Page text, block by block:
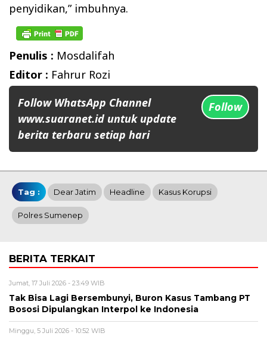
penyidikan,” imbuhnya.
Penulis : Mosdalifah
Editor : Fahrur Rozi
Follow WhatsApp Channel
www.suaranet.id untuk update
berita terbaru setiap hari
Follow
Tag : Dear Jatim Headline Kasus Korupsi
Polres Sumenep
BERITA TERKAIT
Jumat, 17 Juli 2026 - 23:49 WIB
Tak Bisa Lagi Bersembunyi, Buron Kasus Tambang PT
Bososi Dipulangkan Interpol ke Indonesia
Minggu, 5 Juli 2026 - 10:52 WIB